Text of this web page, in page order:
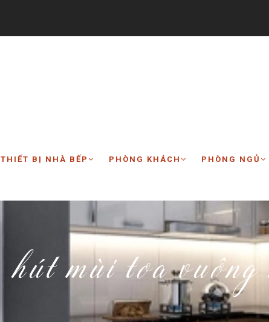
THIẾT BỊ NHÀ BẾP PHÒNG KHÁCH PHÒNG NGỦ
hút mùi toa